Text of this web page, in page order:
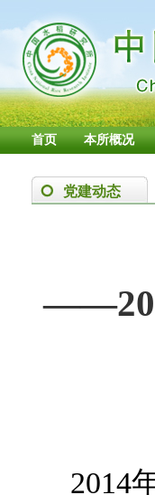
首页 本所概况
党建动态
2014